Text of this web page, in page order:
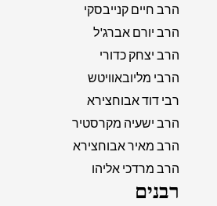
הרב חיים קנייבסקי
הרב יורם אברג'ל
הרב יצחק כדורי
הרבי מליובאוויטש
רבי דוד אבוחצירא
הרב ישעיה מקרסטיר
הרב מאיר אבוחצירא
הרב מרדכי אליהו
רבנים